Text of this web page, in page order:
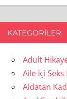
KATEGORILER
Adult
Aile İçi Seks
Aldatan